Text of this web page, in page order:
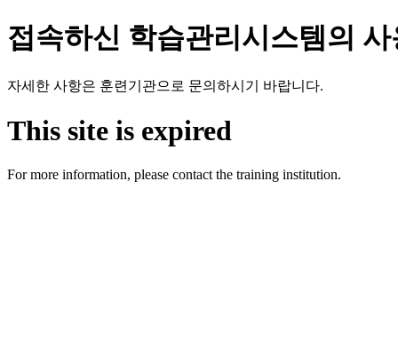
접속하신 학습관리시스템의
자세한 사항은 훈련기관으로 문의하시기 바랍니다.
This site is expired
For more information, please contact the training institution.